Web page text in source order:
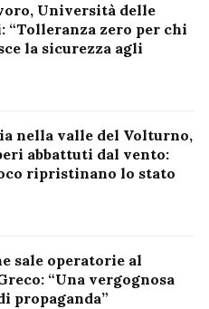
Università delle
“Tolleranza zero per chi
la sicurezza agli
nella valle del Volturno,
abbattuti dal vento:
ripristinano lo stato
sale operatorie al
“Una vergognosa
propaganda”